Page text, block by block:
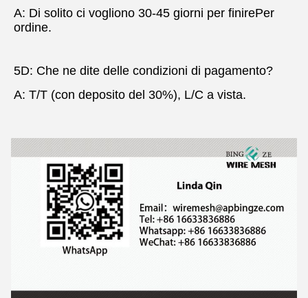
A: Di solito ci vogliono 30-45 giorni per finirePer
ordine.
5D: Che ne dite delle condizioni di pagamento?
A: T/T (con deposito del 30%), L/C a vista.